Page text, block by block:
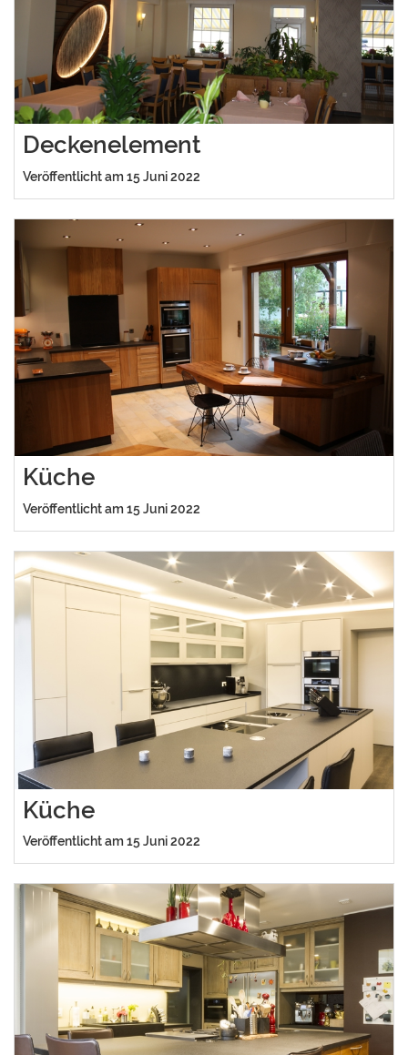
Deckenelement
Veröffentlicht am 15 Juni 2022
Küche
Veröffentlicht am 15 Juni 2022
Küche
Veröffentlicht am 15 Juni 2022